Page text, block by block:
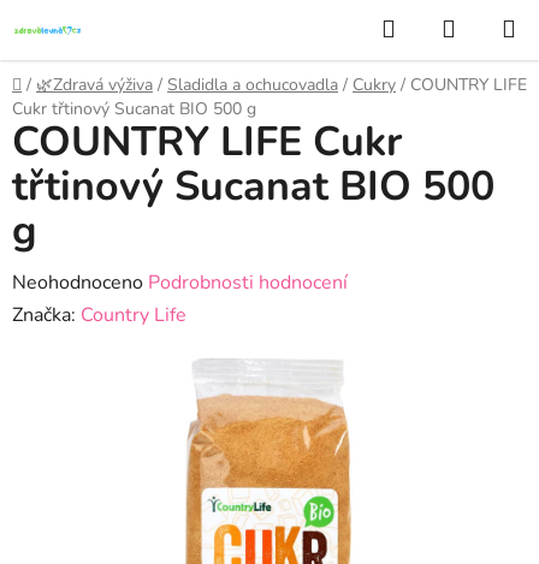
na
obsah
Hledat
KOŠÍK
Domů
/ 🌿Zdravá výživa / Sladidla a ochucovadla / Cukry / COUNTRY LIFE
Cukr třtinový Sucanat BIO 500 g
COUNTRY LIFE Cukr
třtinový Sucanat BIO 500
g
Průměrné
hodnocení
Neohodnoceno Podrobnosti hodnocení
Značka: Country Life